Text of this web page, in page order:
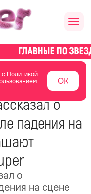
с Политикой
ОК
новости
о
падения на
о
на сцене